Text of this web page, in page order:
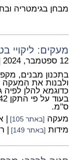
מבחן בגימטריה
מעקים: ליקויי
12 ספטמבר, 2024
בתכנון מבנים,
ולבנות את המעקה
ס"מ.
מעקה [באתר 105] |
מידות [באתר 149] |